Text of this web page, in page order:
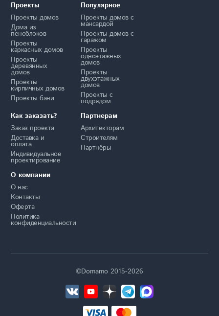
Проекты
Проекты домов
Дома из
пеноблоков
Проекты
каркасных домов
Проекты
деревянных
домов
Проекты
кирпичных домов
Проекты бани
Популярное
Проекты домов с
мансардой
Проекты домов с
гаражом
Проекты
одноэтажных
домов
Проекты
двухэтажных
домов
Проекты с
подрядом
Как заказать?
Заказ проекта
Доставка и
оплата
Индивидуальное
проектирование
Партнерам
Архитекторам
Строителям
Партнёры
О компании
О нас
Контакты
Оферта
Политика
конфиденциальности
©Domamo 2015-2026